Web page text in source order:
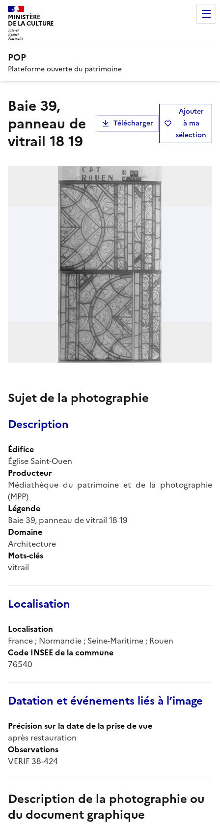
MINISTÈRE
DE LA CULTURE
POP
Plateforme ouverte du patrimoine
Baie 39,
panneau de
vitrail 18 19
Télécharger
Ajouter
à ma
sélection
Sujet de la photographie
Description
Édifice
Église Saint-Ouen
Producteur
Médiathèque du patrimoine et de la photographie
(MPP)
Légende
Baie 39, panneau de vitrail 18 19
Domaine
Architecture
Mots-clés
vitrail
Localisation
Localisation
France ; Normandie ; Seine-Maritime ; Rouen
Code INSEE de la commune
76540
Datation et événements liés à l’image
Précision sur la date de la prise de vue
après restauration
Observations
VERIF 38-424
Description de la photographie ou
du document graphique